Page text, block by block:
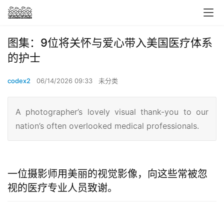
图集：9位将关怀与爱心带入美国医疗体系
的护士
codex2 06/14/2026 09:33 未分类
A photographer’s lovely visual thank-you to our
nation’s often overlooked medical professionals.
一位摄影师用美丽的视觉影像，向这些常被忽
视的医疗专业人员致谢。